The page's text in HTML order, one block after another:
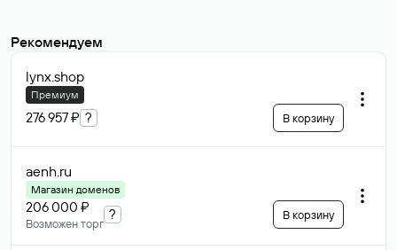
Рекомендуем
lynx.shop
Премиум
276 957 ₽ ? В корзину
aenh.ru
Магазин доменов
206 000 ₽
Возможен торг
? В корзину